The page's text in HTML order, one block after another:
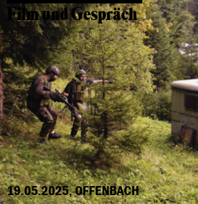
Film und Gespräch
19.05.2025, OFFENBACH